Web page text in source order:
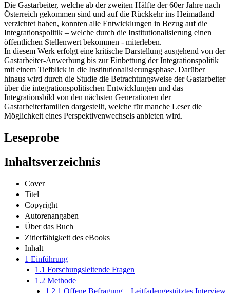
Die Gastarbeiter, welche ab der zweiten Hälfte der 60er Jahre nach
Österreich gekommen sind und auf die Rückkehr ins Heimatland
verzichtet haben, konnten alle Entwicklungen in Bezug auf die
Integrationspolitik – welche durch die Institutionalisierung einen
öffentlichen Stellenwert bekommen - miterleben.
In diesem Werk erfolgt eine kritische Darstellung ausgehend von der
Gastarbeiter-Anwerbung bis zur Einbettung der Integrationspolitik
mit einem Tiefblick in die Institutionalisierungsphase. Darüber
hinaus wird durch die Studie die Betrachtungsweise der Gastarbeiter
über die integrationspolitischen Entwicklungen und das
Integrationsbild von den nächsten Generationen der
Gastarbeiterfamilien dargestellt, welche für manche Leser die
Möglichkeit eines Perspektivenwechsels anbieten wird.
Leseprobe
Inhaltsverzeichnis
Cover
Titel
Copyright
Autorenangaben
Über das Buch
Zitierfähigkeit des eBooks
Inhalt
1 Einführung
1.1 Forschungsleitende Fragen
1.2 Methode
1.2.1 Offene Befragung – Leitfadengestütztes Interview